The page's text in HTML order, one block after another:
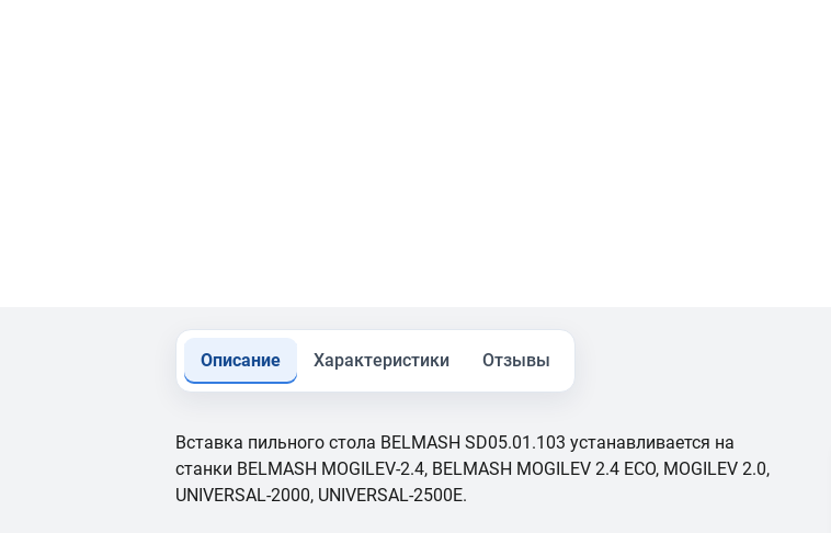
Описание Характеристики Отзывы
Вставка пильного стола BELMASH SD05.01.103 устанавливается на
станки BELMASH MOGILEV-2.4, BELMASH MOGILEV 2.4 ECO, MOGILEV 2.0,
UNIVERSAL-2000, UNIVERSAL-2500E.